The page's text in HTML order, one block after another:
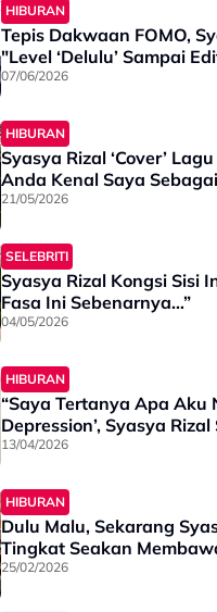
HIBURAN
Tepis Dakwaan FOMO,
"Level ‘Delulu’ Sampai
07/06/2026
HIBURAN
Syasya Rizal ‘Cover’
Anda Kenal Saya
21/05/2026
SELEBRITI
Syasya Rizal Kongsi Sisi
Fasa Ini Sebenarnya…”
04/05/2026
HIBURAN
“Saya Tertanya Apa Aku
13/04/2026
HIBURAN
Dulu Malu, Sekarang
Tingkat Seakan
25/02/2026